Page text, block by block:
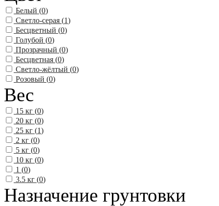
Белый (0)
Светло-серая (1)
Бесцветный (0)
Голубой (0)
Прозрачный (0)
Бесцветная (0)
Светло-жёлтый (0)
Розовый (0)
Вес
15 кг (0)
20 кг (0)
25 кг (1)
2 кг (0)
5 кг (0)
10 кг (0)
1 (0)
3.5 кг (0)
Назначение грунтовки